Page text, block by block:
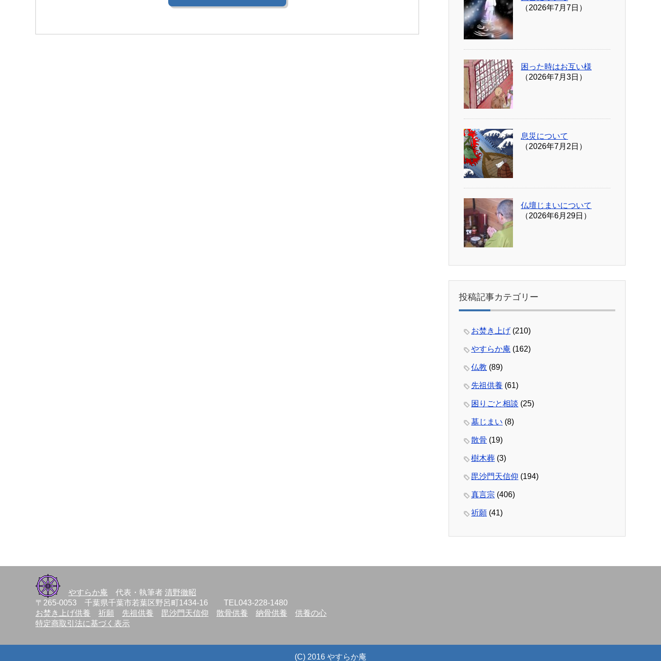
（2026年7月7日）
困った時はお互い様
（2026年7月3日）
息災について
（2026年7月2日）
仏壇じまいについて
（2026年6月29日）
投稿記事カテゴリー
お焚き上げ (210)
やすらか庵 (162)
仏教 (89)
先祖供養 (61)
困りごと相談 (25)
墓じまい (8)
散骨 (19)
樹木葬 (3)
毘沙門天信仰 (194)
真言宗 (406)
祈願 (41)
やすらか庵 代表・執筆者 清野徹昭
〒265-0053 千葉県千葉市若葉区野呂町1434-16 TEL043-228-1480
お焚き上げ供養
祈願 先祖供養 毘沙門天信仰 散骨供養 納骨供養
供養の心
特定商取引法に基づく表示
(C) 2016 やすらか庵